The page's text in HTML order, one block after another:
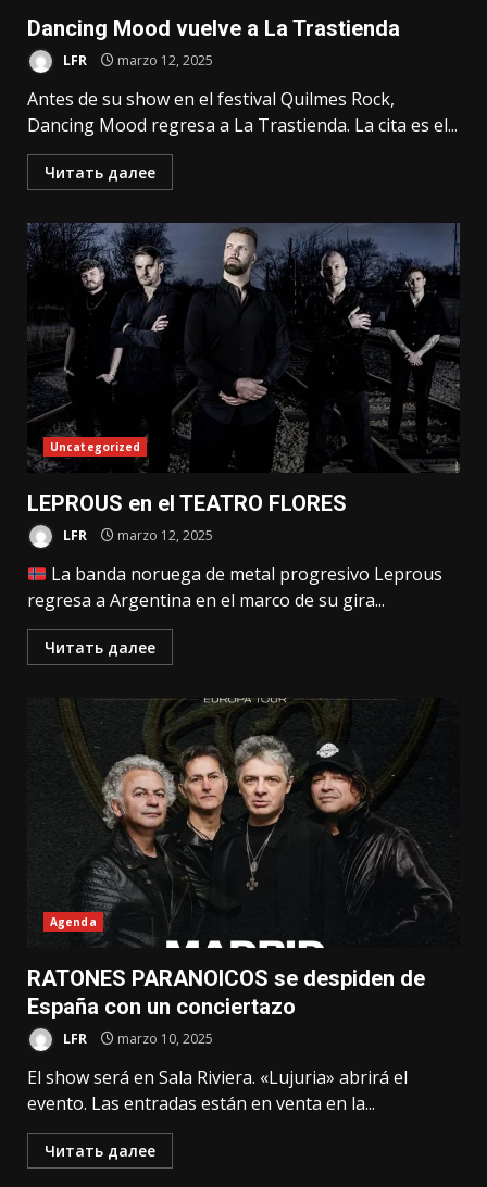
Dancing Mood vuelve a La Trastienda
LFR marzo 12, 2025
Antes de su show en el festival Quilmes Rock,
Dancing Mood regresa a La Trastienda. La cita es el...
Читать далее
Uncategorized
LEPROUS en el TEATRO FLORES
LFR marzo 12, 2025
La banda noruega de metal progresivo Leprous
regresa a Argentina en el marco de su gira...
Читать далее
Agenda
RATONES PARANOICOS se despiden de
España con un conciertazo
LFR marzo 10, 2025
El show será en Sala Riviera. «Lujuria» abrirá el
evento. Las entradas están en venta en la...
Читать далее